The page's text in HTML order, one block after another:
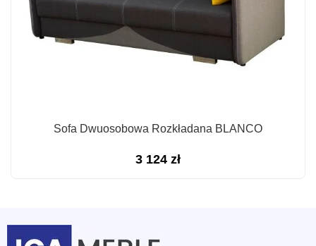
Sofa Dwuosobowa Rozkładana BLANCO
3 124 zł